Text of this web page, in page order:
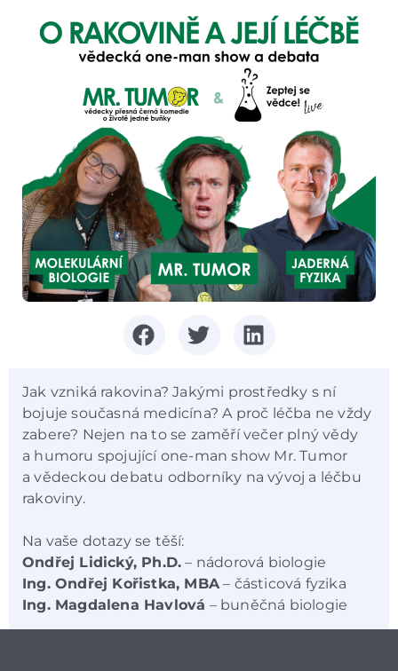
Jak vzniká rakovina? Jakými prostředky s ní
bojuje současná medicína? A proč léčba ne vždy
zabere? Nejen na to se zaměří večer plný vědy
a humoru spojující one-man show Mr. Tumor
a vědeckou debatu odborníky na vývoj a léčbu
rakoviny.
Na vaše dotazy se těší:
Ondřej Lidický, Ph.D. – nádorová biologie
Ing. Ondřej Kořistka, MBA– částicová fyzika
Ing. Magdalena Havlová – buněčná biologie